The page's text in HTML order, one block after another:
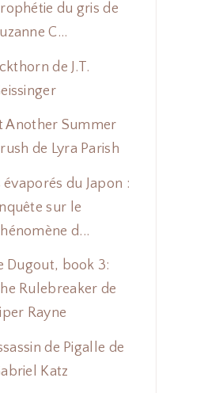
du gris de
C...
de J.T.
Another Summer
de Lyra Parish
évaporés du Japon :
sur le
d...
Dugout, book 3:
Rulebreaker de
Rayne
de Pigalle de
Katz